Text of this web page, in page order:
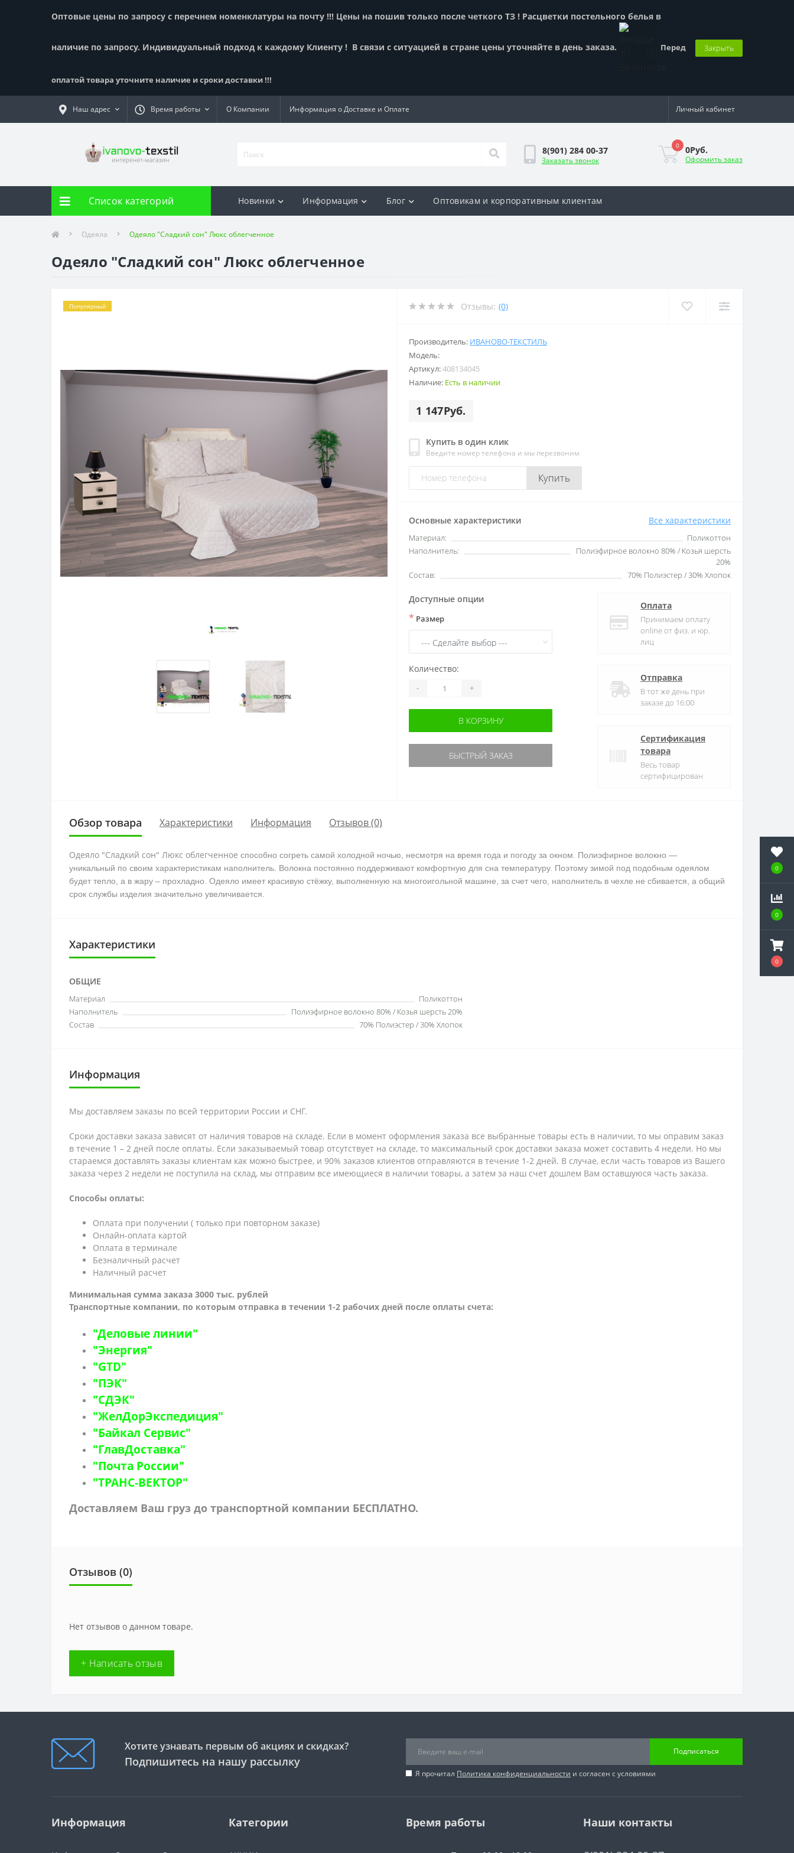
0
0
0
Оптовые цены по запросу с перечнем номенклатуры на почту !!! Цены на пошив только после четкого ТЗ ! Расцветки постельного белья в
наличие по запросу. Индивидуальный подход к каждому Клиенту ! В связи с ситуацией в стране цены уточняйте в день заказа. Перед
оплатой товара уточните наличие и сроки доставки !!!
Закрыть
Наш адрес Время работы О Компании Информация о Доставке и Оплате Личный кабинет
8(901) 284 00-37
Заказать звонок
0 0Руб.
Оформить заказ
Список категорий Новинки Информация Блог Оптовикам и корпоративным клиентам
Одеяла Одеяло "Сладкий сон" Люкс облегченное
Одеяло "Сладкий сон" Люкс облегченное
Популярный Отзывы: (0)
Производитель: ИВАНОВО-ТЕКСТИЛЬ
Модель:
Артикул:408134045
Наличие: Есть в наличии
1 147Руб.
Купить в один клик
Введите номер телефона и мы перезвоним
Купить
Основные характеристики Все характеристики
Материал:
Поликоттон
Наполнитель:
Полиэфирное волокно 80% / Козья шерсть
20%
Состав:
70% Полиэстер / 30% Хлопок
Доступные опции
* Размер
Количество:
- +
В КОРЗИНУ
БЫСТРЫЙ ЗАКАЗ
Оплата
Принимаем оплату
online от физ. и юр.
лиц
Отправка
В тот же день при
заказе до 16:00
Сертификация
товара
Весь товар
сертифицирован
Обзор товара Характеристики Информация Отзывов (0)
Одеяло "Сладкий сон" Люкс облегченное способно согреть самой холодной ночью, несмотря на время года и погоду за окном. Полиэфирное волокно —
уникальный по своим характеристикам наполнитель. Волокна постоянно поддерживают комфортную для сна температуру. Поэтому зимой под подобным одеялом
будет тепло, а в жару – прохладно. Одеяло имеет красивую стёжку, выполненную на многоигольной машине, за счет чего, наполнитель в чехле не сбивается, а общий
срок службы изделия значительно увеличивается.
Характеристики
ОБЩИЕ
Материал
Поликоттон
Наполнитель
Полиэфирное волокно 80% / Козья шерсть 20%
Состав
70% Полиэстер / 30% Хлопок
Информация
Мы доставляем заказы по всей территории России и СНГ.
Сроки доставки заказа зависят от наличия товаров на складе. Если в момент оформления заказа все выбранные товары есть в наличии, то мы оправим заказ
в течение 1 – 2 дней после оплаты. Если заказываемый товар отсутствует на складе, то максимальный срок доставки заказа может составить 4 недели. Но мы
стараемся доставлять заказы клиентам как можно быстрее, и 90% заказов клиентов отправляются в течение 1-2 дней. В случае, если часть товаров из Вашего
заказа через 2 недели не поступила на склад, мы отправим все имеющиеся в наличии товары, а затем за наш счет дошлем Вам оставшуюся часть заказа.
Способы оплаты:
Оплата при получении ( только при повторном заказе)
Онлайн-оплата картой
Оплата в терминале
Безналичный расчет
Наличный расчет
Минимальная сумма заказа 3000 тыс. рублей
Транспортные компании, по которым отправка в течении 1-2 рабочих дней после оплаты счета:
"Деловые линии"
"Энергия"
"GTD"
"ПЭК"
"СДЭК"
"ЖелДорЭкспедиция"
"Байкал Сервис"
"ГлавДоставка"
"Почта России"
"ТРАНС-ВЕКТОР"
Доставляем Ваш груз до транспортной компании БЕСПЛАТНО.
Отзывов (0)
Нет отзывов о данном товаре.
+ Написать отзыв
Хотите узнавать первым об акциях и скидках?
Подпишитесь на нашу рассылку
Подписаться
Я прочитал Политика конфиденциальности и согласен с условиями
Информация Категории Время работы Наши контакты